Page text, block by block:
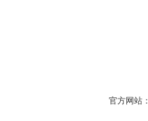
官方网站：